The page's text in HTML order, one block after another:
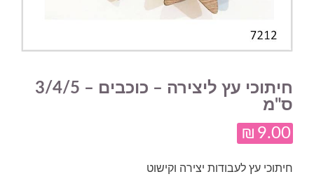
חיתוכי עץ ליצירה – כוכבים – 3/4/5
ס"מ
₪ 9.00
חיתוכי עץ לעבודות יצירה וקישוט